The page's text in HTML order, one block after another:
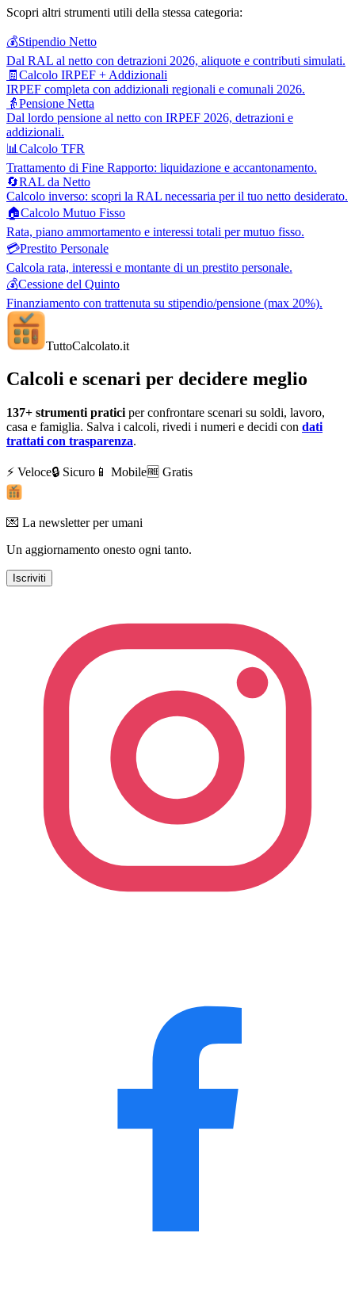
Scopri altri strumenti utili della stessa categoria:
💰Stipendio Netto
Dal RAL al netto con detrazioni 2026, aliquote e contributi simulati.
🧾 Calcolo IRPEF + Addizionali
IRPEF completa con addizionali regionali e comunali 2026.
👵Pensione Netta
Dal lordo pensione al netto con IRPEF 2026, detrazioni e
addizionali.
📊 Calcolo TFR
Trattamento di Fine Rapporto: liquidazione e accantonamento.
🔄RAL da Netto
Calcolo inverso: scopri la RAL necessaria per il tuo netto desiderato.
🏠Calcolo Mutuo Fisso
Rata, piano ammortamento e interessi totali per mutuo fisso.
💳Prestito Personale
Calcola rata, interessi e montante di un prestito personale.
💰Cessione del Quinto
Finanziamento con trattenuta su stipendio/pensione (max 20%).
TuttoCalcolato.it
Calcoli e scenari per decidere meglio
137+ strumenti pratici per confrontare scenari su soldi, lavoro,
casa e famiglia. Salva i calcoli, rivedi i numeri e decidi con dati
trattati con trasparenza.
⚡ Veloce🔒 Sicuro 📱 Mobile🆓 Gratis
💌 La newsletter per umani
Un aggiornamento onesto ogni tanto.
Iscriviti